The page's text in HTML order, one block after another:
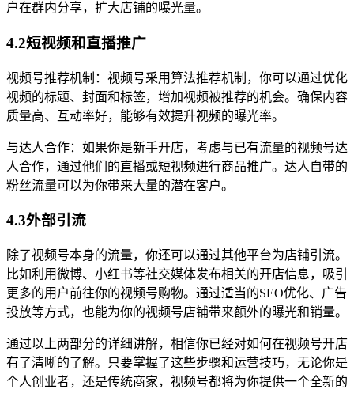
户在群内分享，扩大店铺的曝光量。
4.2短视频和直播推广
视频号推荐机制：视频号采用算法推荐机制，你可以通过优化
视频的标题、封面和标签，增加视频被推荐的机会。确保内容
质量高、互动率好，能够有效提升视频的曝光率。
与达人合作：如果你是新手开店，考虑与已有流量的视频号达
人合作，通过他们的直播或短视频进行商品推广。达人自带的
粉丝流量可以为你带来大量的潜在客户。
4.3外部引流
除了视频号本身的流量，你还可以通过其他平台为店铺引流。
比如利用微博、小红书等社交媒体发布相关的开店信息，吸引
更多的用户前往你的视频号购物。通过适当的SEO优化、广告
投放等方式，也能为你的视频号店铺带来额外的曝光和销量。
通过以上两部分的详细讲解，相信你已经对如何在视频号开店
有了清晰的了解。只要掌握了这些步骤和运营技巧，无论你是
个人创业者，还是传统商家，视频号都将为你提供一个全新的